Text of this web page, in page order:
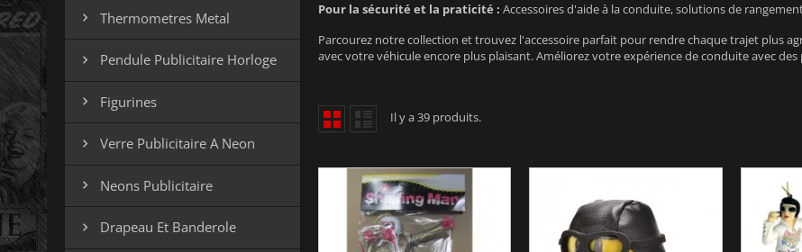
 Thermometres Metal
 Pendule Publicitaire Horloge
 Figurines
 Verre Publicitaire A Neon
 Neons Publicitaire
 Drapeau Et Banderole
Pour la sécurité et la praticité : Accessoires d'aide à la conduite, solutions de
Parcourez notre collection et trouvez l'accessoire parfait pour rendre chaque trajet plus
avec votre véhicule encore plus plaisant. Améliorez votre expérience de conduite avec
Il y a 39 produits.